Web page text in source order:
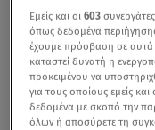
Εμείς και οι603
όπως δεδομένα
έχουμε πρόσβαση σε αυτά
καταστεί δυνατή η
προκειμένου να
για τους οποίους εμείς
δεδομένα με σκοπό την
όλων ή αποσύρετε τη